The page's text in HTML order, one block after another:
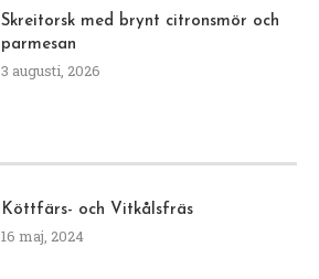
Skreitorsk med brynt citronsmör och
parmesan
3 augusti, 2026
Köttfärs- och Vitkålsfräs
16 maj, 2024